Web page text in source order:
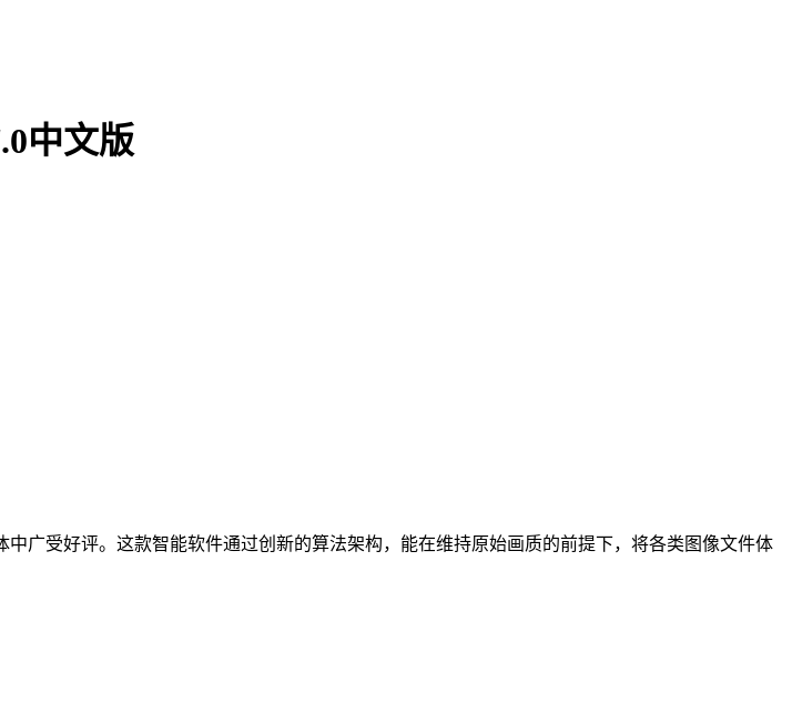
中文版
广受好评。这款智能软件通过创新的算法架构，能在维持原始画质的前提下，将各类图像文件体